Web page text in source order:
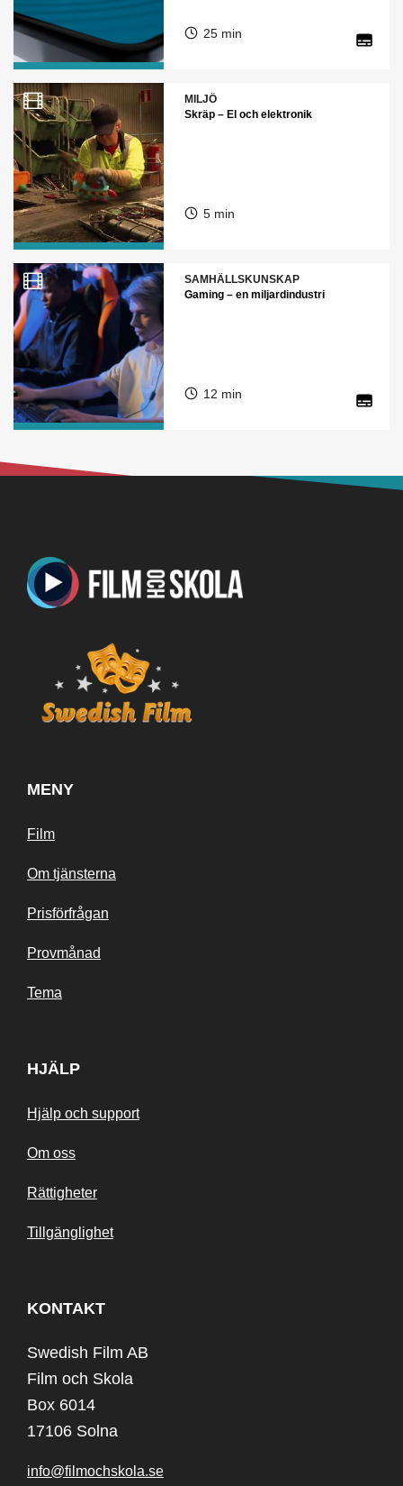
25 min
MILJÖ
Skräp – El och elektronik
5 min
SAMHÄLLSKUNSKAP
Gaming – en miljardindustri
12 min
MENY
Film
Om tjänsterna
Prisförfrågan
Provmånad
Tema
HJÄLP
Hjälp och support
Om oss
Rättigheter
Tillgänglighet
KONTAKT
Swedish Film AB
Film och Skola
Box 6014
17106 Solna
info@filmochskola.se